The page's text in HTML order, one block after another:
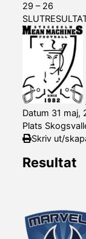
29 – 26
Datum 31 maj,
Plats
Skriv ut/
Resultat